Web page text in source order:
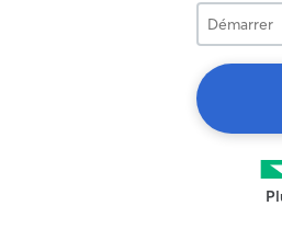
Démarrer